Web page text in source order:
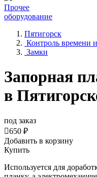
Прочее
оборудование
Пятигорск
Контроль времени
Замки
Запорная
в
под заказ
650 ₽
Добавить в корзину
Купить
Используется для